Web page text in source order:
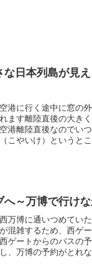
な日本列島が見
港に行く途中に窓の
ます離陸直後の大き
港離陸直後なのでい
こやいけ）というとこ
～万博で行け
万博に通いつめてい
混雑するため、西ゲ
ゲートからのバスの
、万博の予約がとれな